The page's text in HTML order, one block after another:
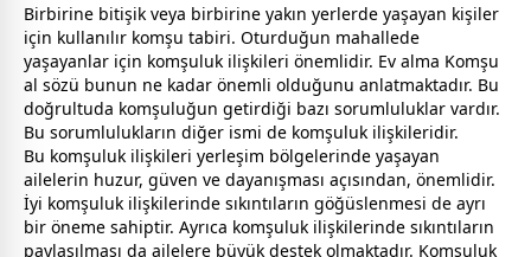
Birbirine bitişik veya birbirine yakın yerlerde yaşayan kişiler
için kullanılır komşu tabiri. Oturduğun mahallede
yaşayanlar için komşuluk ilişkileri önemlidir. Ev alma Komşu
al sözü bunun ne kadar önemli olduğunu anlatmaktadır. Bu
doğrultuda komşuluğun getirdiği bazı sorumluluklar vardır.
Bu sorumlulukların diğer ismi de komşuluk ilişkileridir.
Bu komşuluk ilişkileri yerleşim bölgelerinde yaşayan
ailelerin huzur, güven ve dayanışması açısından, önemlidir.
İyi komşuluk ilişkilerinde sıkıntıların göğüslenmesi de ayrı
bir öneme sahiptir. Ayrıca komşuluk ilişkilerinde sıkıntıların
paylaşılması da ailelere büyük destek olmaktadır. Komşuluk